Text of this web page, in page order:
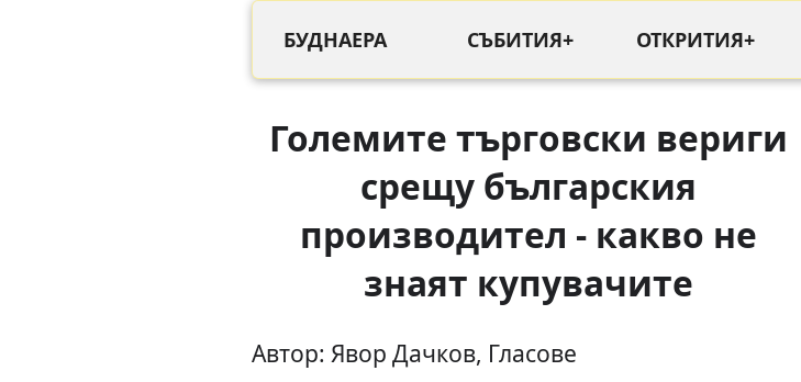
БУДНАЕРА СЪБИТИЯ+ ОТКРИТИЯ+
Големите търговски вериги
срещу българския
производител - какво не
знаят купувачите
Автор: Явор Дачков, Гласове